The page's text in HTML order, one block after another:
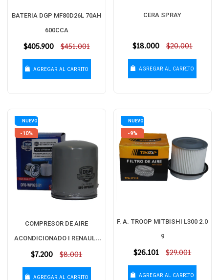
BATERIA DGP MF80D26L 70AH
600CCA
Precio
$405.900 $451.001
AGREGAR AL CARRITO
CERA SPRAY
Precio
$18.000 $20.001
AGREGAR AL CARRITO
NUEVO
-10%
COMPRESOR DE AIRE
ACONDICIONADO I RENAULT
SANDERO 1.6 16/
Precio
$7.200 $8.001
AGREGAR AL CARRITO
NUEVO
-9%
F. A. TROOP MITBISHI L300 2.0
9
Precio
$26.101 $29.001
AGREGAR AL CARRITO